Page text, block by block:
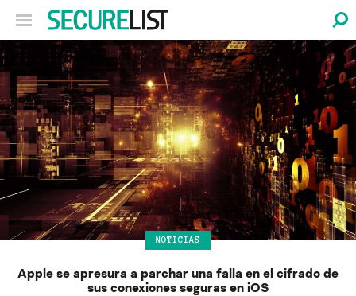
NOTICIAS
Apple se apresura a parchar una falla en el cifrado de
sus conexiones seguras en iOS